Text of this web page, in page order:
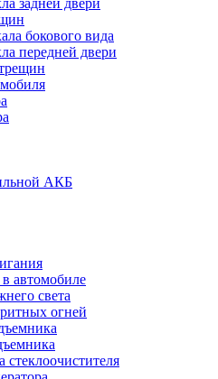
задней двери
бокового вида
передней двери
АКБ
автомобиле
света
огней
стеклоочистителя